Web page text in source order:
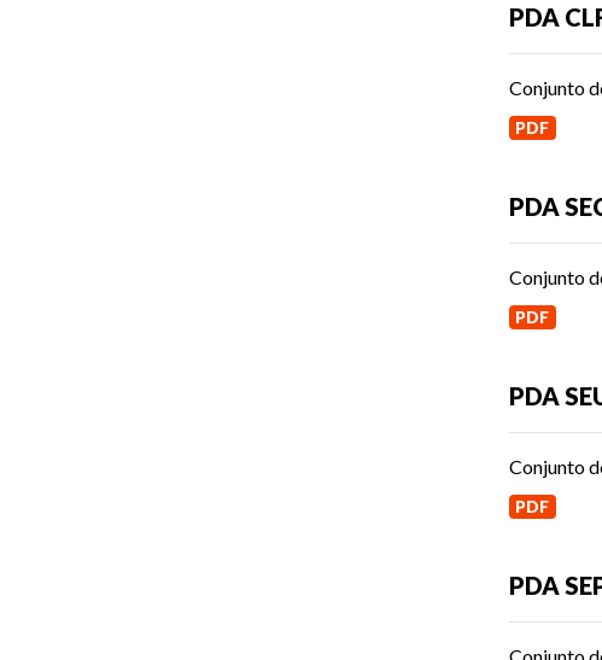
PDA
Conjunto
PDF
PDA
Conjunto
PDF
PDA
Conjunto
PDF
PDA
Conjunto